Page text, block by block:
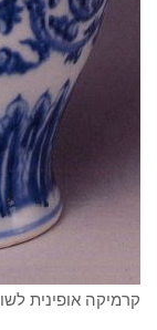
קרמיקה אופינית